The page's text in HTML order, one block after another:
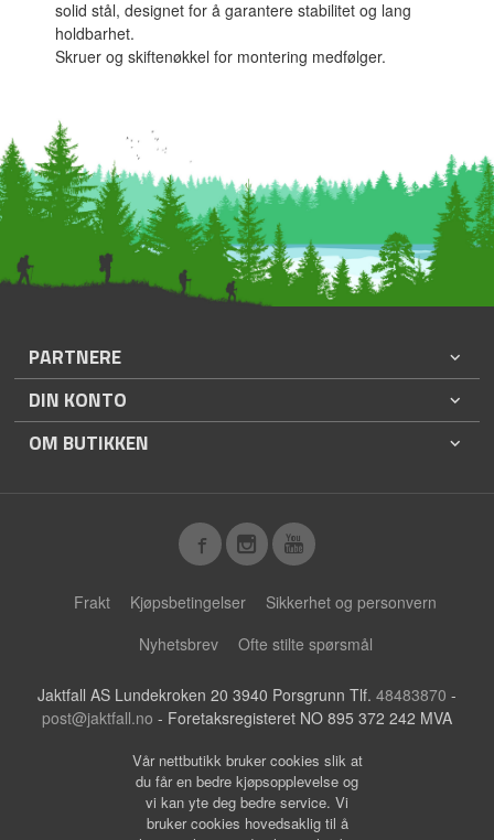
solid stål, designet for å garantere stabilitet og lang
holdbarhet.
Skruer og skiftenøkkel for montering medfølger.
PARTNERE
DIN KONTO
OM BUTIKKEN
Frakt Kjøpsbetingelser
Sikkerhet og personvern
Nyhetsbrev
Ofte stilte spørsmål
Jaktfall AS Lundekroken 20 3940 Porsgrunn Tlf. 48483870 -
post@jaktfall.no - Foretaksregisteret NO 895 372 242 MVA
Vår nettbutikk bruker cookies slik at
du får en bedre kjøpsopplevelse og
vi kan yte deg bedre service. Vi
bruker cookies hovedsaklig til å